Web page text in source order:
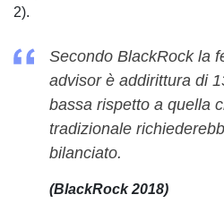
2).
Secondo BlackRock la
advisor è addirittura di
bassa rispetto a quella
tradizionale
bilanciato.
(BlackRock 2018)